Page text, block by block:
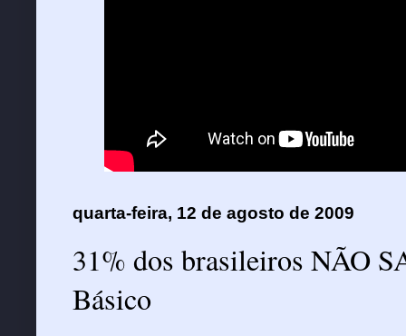
quarta-feira, 12 de agosto de 2009
31% dos brasileiros NÃO
Básico